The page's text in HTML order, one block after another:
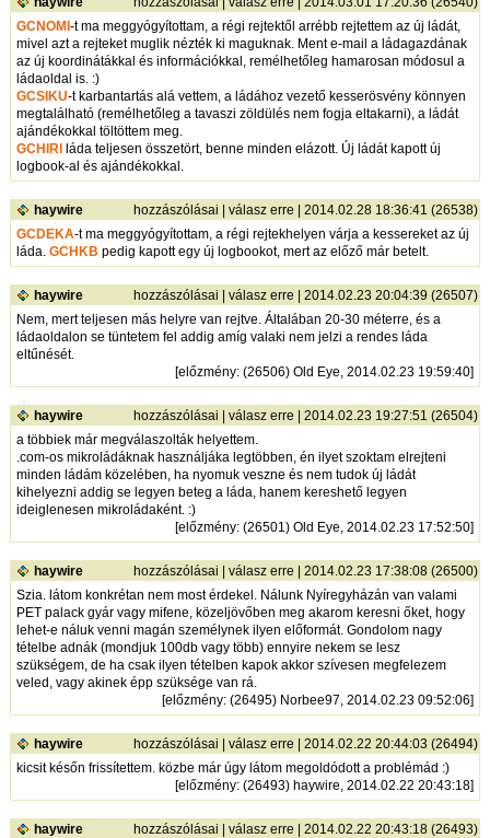
GCNOMI-t ma meggyógyítottam, a régi rejtektől arrébb rejtettem az új ládát,
mivel azt a rejteket muglik nézték ki maguknak. Ment e-mail a ládagazdának
az új koordinátákkal és információkkal, remélhetőleg hamarosan módosul a
ládaoldal is. :)
GCSIKU-t karbantartás alá vettem, a ládához vezető kesserösvény könnyen
megtalálható (remélhetőleg a tavaszi zöldülés nem fogja eltakarni), a ládát
ajándékokkal töltöttem meg.
GCHIRI láda teljesen összetört, benne minden elázott. Új ládát kapott új
logbook-al és ajándékokkal.
haywire hozzászólásai |válasz erre | 2014.02.28 18:36:41 (26538)
GCDEKA-t ma meggyógyítottam, a régi rejtekhelyen várja a kessereket az új
láda.GCHKB pedig kapott egy új logbookot, mert az előző már betelt.
haywire hozzászólásai |válasz erre | 2014.02.23 20:04:39 (26507)
Nem, mert teljesen más helyre van rejtve. Általában 20-30 méterre, és a
ládaoldalon se tüntetem fel addig amíg valaki nem jelzi a rendes láda
eltűnését.
[előzmény: (26506) Old Eye, 2014.02.23 19:59:40]
haywire hozzászólásai |válasz erre | 2014.02.23 19:27:51 (26504)
a többiek már megválaszolták helyettem.
.com-os mikroládáknak használjáka legtöbben, én ilyet szoktam elrejteni
minden ládám közelében, ha nyomuk veszne és nem tudok új ládát
kihelyezni addig se legyen beteg a láda, hanem kereshető legyen
ideiglenesen mikroládaként. :)
[előzmény: (26501) Old Eye, 2014.02.23 17:52:50]
haywire hozzászólásai |válasz erre | 2014.02.23 17:38:08 (26500)
Szia. látom konkrétan nem most érdekel. Nálunk Nyíregyházán van valami
PET palack gyár vagy mifene, közeljövőben meg akarom keresni őket, hogy
lehet-e náluk venni magán személynek ilyen előformát. Gondolom nagy
tételbe adnák (mondjuk 100db vagy több) ennyire nekem se lesz
szükségem, de ha csak ilyen tételben kapok akkor szívesen megfelezem
veled, vagy akinek épp szüksége van rá.
[előzmény: (26495) Norbee97, 2014.02.23 09:52:06]
haywire hozzászólásai |válasz erre | 2014.02.22 20:44:03 (26494)
kicsit későn frissítettem. közbe már úgy látom megoldódott a problémád :)
[előzmény: (26493) haywire, 2014.02.22 20:43:18]
haywire hozzászólásai |válasz erre | 2014.02.22 20:43:18 (26493)